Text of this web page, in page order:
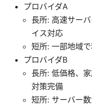
プロバイダA
長所: 高速サー
イス対応
短所: 一部地域
プロバイダB
長所: 低価格、
対策完備
短所: サーバー